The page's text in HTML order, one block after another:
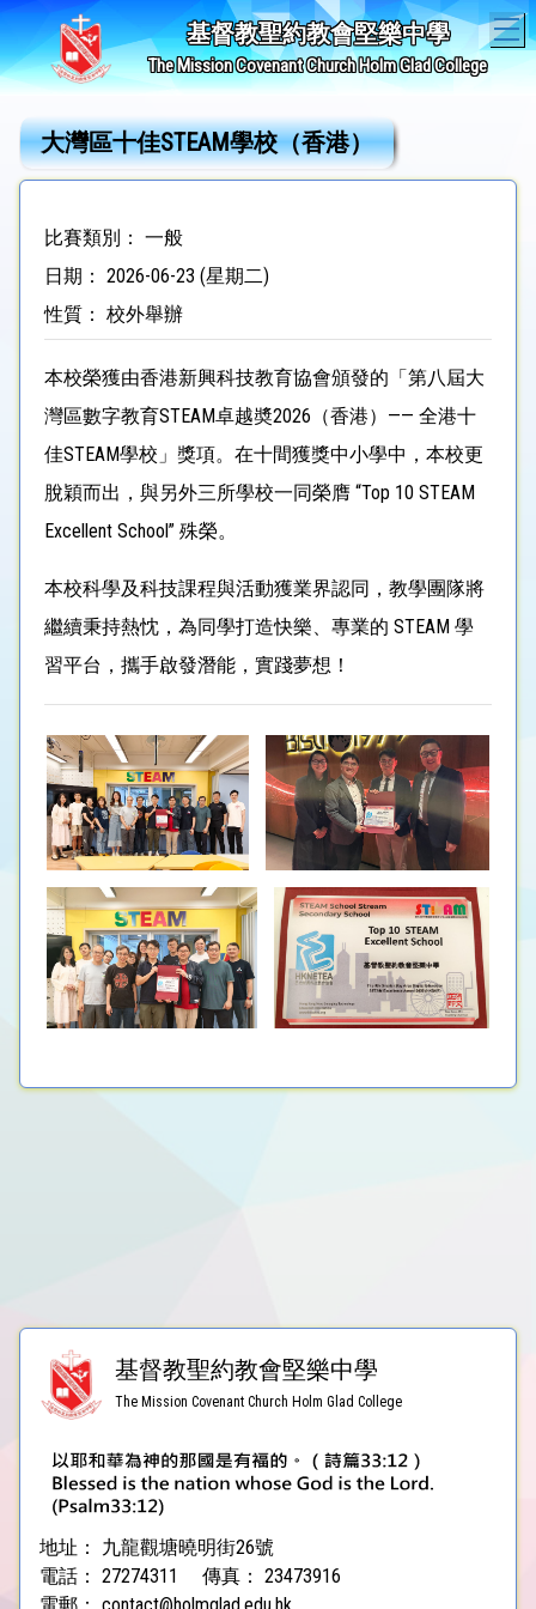
基督教聖約教會堅樂中學
The Mission Covenant Church Holm Glad College
大灣區十佳STEAM學校（香港）
比賽類別： 一般
日期： 2026-06-23 (星期二)
性質： 校外舉辦
本校榮獲由香港新興科技教育協會頒發的「第八屆大
灣區數字教育STEAM卓越奬2026（香港）—— 全港十
佳STEAM學校」獎項。在十間獲獎中小學中，本校更
脫穎而出，與另外三所學校一同榮膺 “Top 10 STEAM
Excellent School” 殊榮。
本校科學及科技課程與活動獲業界認同，教學團隊將
繼續秉持熱忱，為同學打造快樂、專業的 STEAM 學
習平台，攜手啟發潛能，實踐夢想！
基督教聖約教會堅樂中學
The Mission Covenant Church Holm Glad College
地址：
九龍觀塘曉明街26號
電話： 27274311 傳真： 23473916